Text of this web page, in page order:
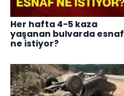
Her hafta 4-5 kaza
yaşanan bulvarda esnaf
ne istiyor?